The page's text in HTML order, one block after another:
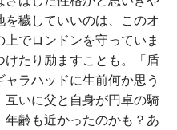
を穢していいのは、このオ
でロンドンを守っていま
たり励ますことも。「盾
ラハッドに生前何か思う
いに父と自身が円卓の騎
齢も近かったのかも？あ